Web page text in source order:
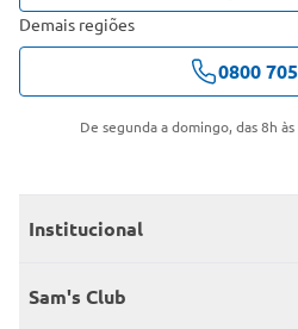
Demais regiões
0800
De segunda a domingo, das 8h
Institucional
Quem somos
Sam's Club